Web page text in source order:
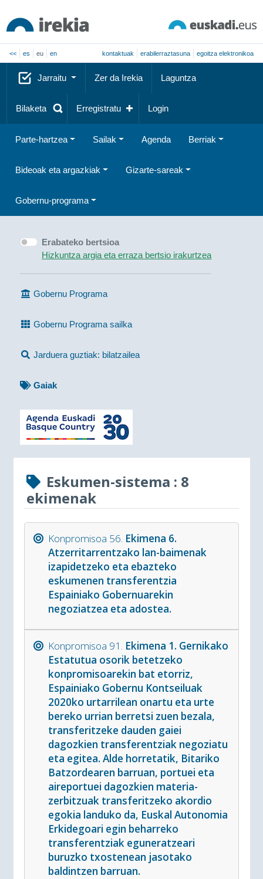
<< es eu en kontaktuak erabilerraztasuna egoitza elektronikoa
Jarraitu Zer da Irekia Laguntza
Bilaketa Erregistratu Login
Parte-hartzea Sailak Agenda Berriak
Bideoak eta argazkiak Gizarte-sareak
Gobernu-programa
Erabateko bertsioa
Hizkuntza argia eta erraza bertsio irakurtzea
Gobernu Programa
Gobernu Programa sailka
Jarduera guztiak: bilatzailea
Gaiak
Eskumen-sistema : 8
ekimenak
Konpromisoa 56. Ekimena 6.
Atzerritarrentzako lan-baimenak
izapidetzeko eta ebazteko
eskumenen transferentzia
Espainiako Gobernuarekin
negoziatzea eta adostea.
Konpromisoa 91. Ekimena 1. Gernikako
Estatutua osorik betetzeko
konpromisoarekin bat etorriz,
Espainiako Gobernu Kontseiluak
2020ko urtarrilean onartu eta urte
bereko urrian berretsi zuen bezala,
transferitzeke dauden gaiei
dagozkien transferentziak negoziatu
eta egitea. Alde horretatik, Bitariko
Batzordearen barruan, portuei eta
aireportuei dagozkien materia-
zerbitzuak transferitzeko akordio
egokia landuko da, Euskal Autonomia
Erkidegoari egin beharreko
transferentziak eguneratzeari
buruzko txostenean jasotako
baldintzen barruan.